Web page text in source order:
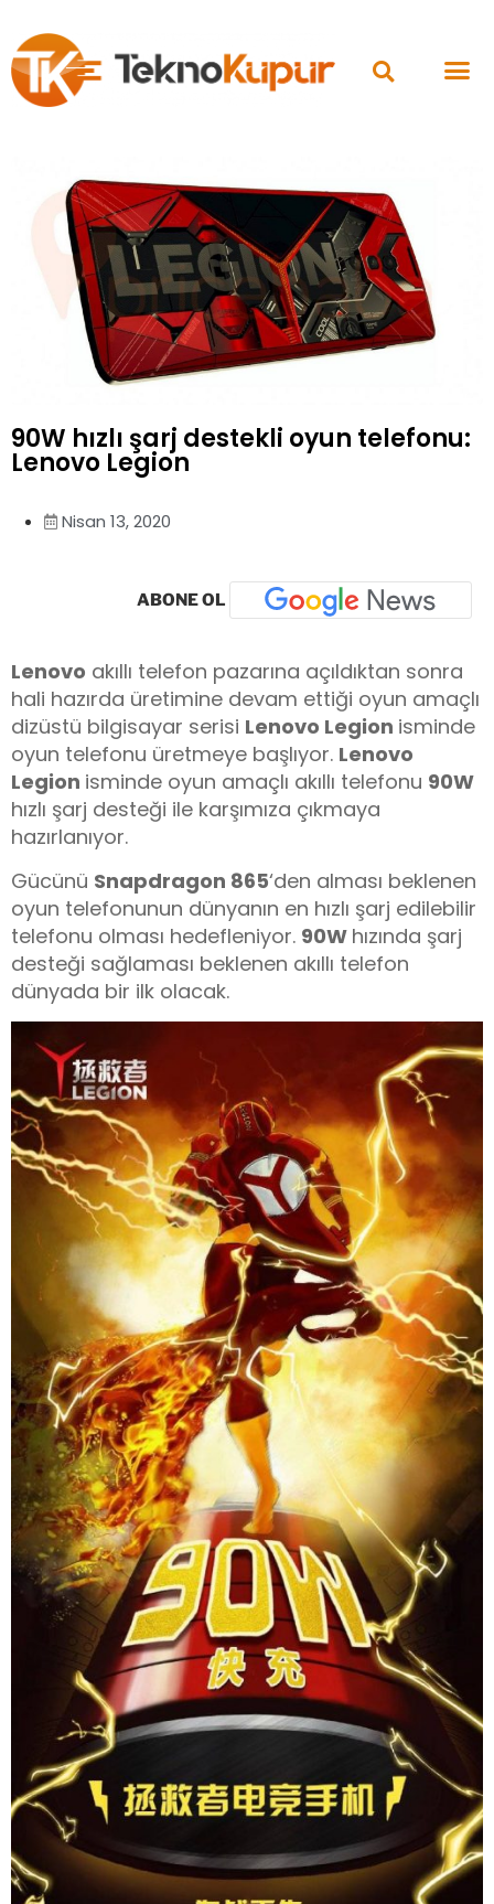
90W hızlı şarj destekli oyun telefonu:
Lenovo Legion
Nisan 13, 2020
ABONE OL
Lenovo akıllı telefon pazarına açıldıktan sonra
hali hazırda üretimine devam ettiği oyun amaçlı
dizüstü bilgisayar serisi Lenovo Legion isminde
oyun telefonu üretmeye başlıyor. Lenovo
Legion isminde oyun amaçlı akıllı telefonu 90W
hızlı şarj desteği ile karşımıza çıkmaya
hazırlanıyor.
Gücünü Snapdragon 865‘den alması beklenen
oyun telefonunun dünyanın en hızlı şarj edilebilir
telefonu olması hedefleniyor. 90W hızında şarj
desteği sağlaması beklenen akıllı telefon
dünyada bir ilk olacak.